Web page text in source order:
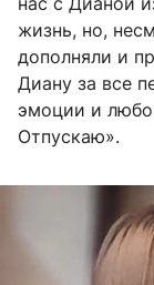
жизнь, но,
дополняли и
Диану за все
эмоции и
Отпускаю».